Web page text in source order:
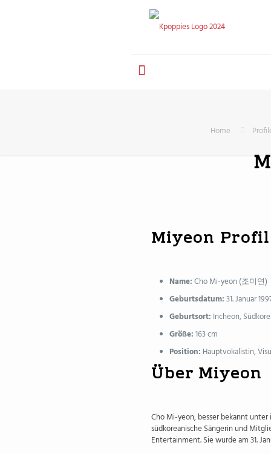
Home
Miyeon Profil
Name:Cho Mi-yeon (조미연)
Geburtsdatum:31. Januar
Geburtsort: Incheon,
Größe:163 cm
Position: Hauptvokalistin,
Über Miyeon
Cho Mi-yeon, besser bekannt
südkoreanische Sängerin und
Entertainment. Sie wurde am 31.